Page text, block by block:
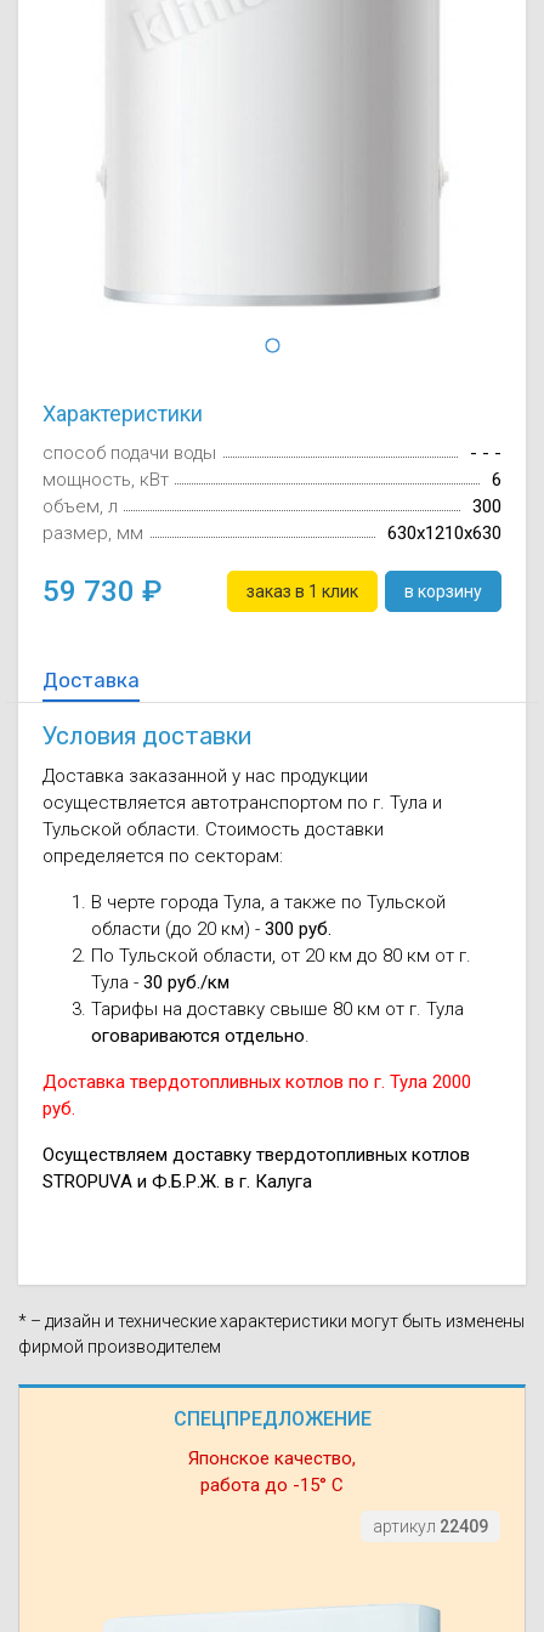
СПЕЦПРЕДЛОЖЕНИЕ
Японское качество,
работа до -15° С
артикул 22409
Характеристики
способ подачи воды
- - -
мощность, кВт
6
объем, л
300
размер, мм
630x1210x630
59 730 заказ в 1 клик в корзину
Доставка
Условия доставки
Доставка заказанной у нас продукции
осуществляется автотранспортом по г. Тула и
Тульской области. Стоимость доставки
определяется по секторам:
В черте города Тула, а также по Тульской
области (до 20 км) - 300 руб.
По Тульской области, от 20 км до 80 км от г.
Тула - 30 руб./км
Тарифы на доставку свыше 80 км от г. Тула
оговариваются отдельно.
Доставка твердотопливных котлов по г. Тула 2000
руб.
Осуществляем доставку твердотопливных котлов
STROPUVA и Ф.Б.Р.Ж. в г. Калуга
* – дизайн и технические характеристики могут быть изменены
фирмой производителем